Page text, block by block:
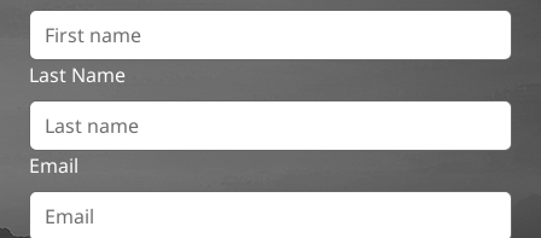
Last Name
Email